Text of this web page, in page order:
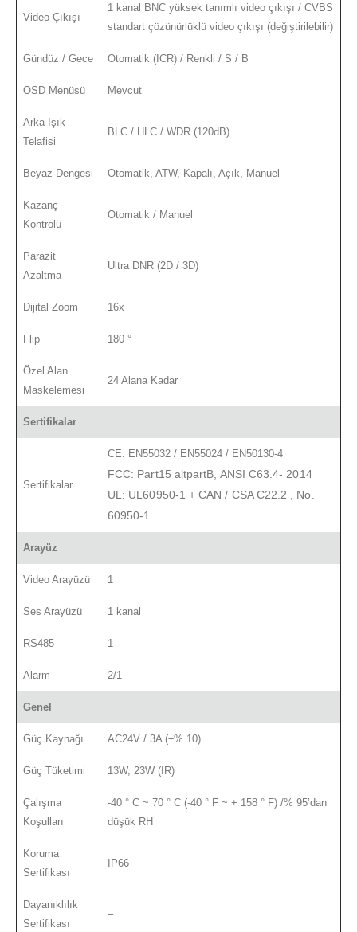
Video Çıkışı
1 kanal BNC yüksek tanımlı video çıkışı / CVBS
standart çözünürlüklü video çıkışı (değiştirilebilir)
Gündüz / Gece Otomatik (ICR) / Renkli / S / B
OSD Menüsü Mevcut
Arka Işık
Telafisi
BLC / HLC / WDR (120dB)
Beyaz Dengesi Otomatik, ATW, Kapalı, Açık, Manuel
Kazanç
Kontrolü
Otomatik / Manuel
Parazit
Azaltma
Ultra DNR (2D / 3D)
Dijital Zoom 16x
Flip 180 °
Özel Alan
Maskelemesi
24 Alana Kadar
Sertifikalar
Sertifikalar
CE: EN55032 / EN55024 / EN50130-4
FCC: Part15 altpartB, ANSI C63.4- 2014
UL: UL60950-1 + CAN / CSA C22.2
No.
60950-1
Arayüz
Video Arayüzü 1
Ses Arayüzü 1 kanal
RS485 1
Alarm 2/1
Genel
Güç Kaynağı AC24V / 3A (±% 10)
Güç Tüketimi 13W, 23W (IR)
Çalışma
Koşulları
-40 ° C ~ 70 ° C (-40 ° F ~ + 158 ° F) /% 95’dan
düşük RH
Koruma
Sertifikası
IP66
Dayanıklılık
Sertifikası
–